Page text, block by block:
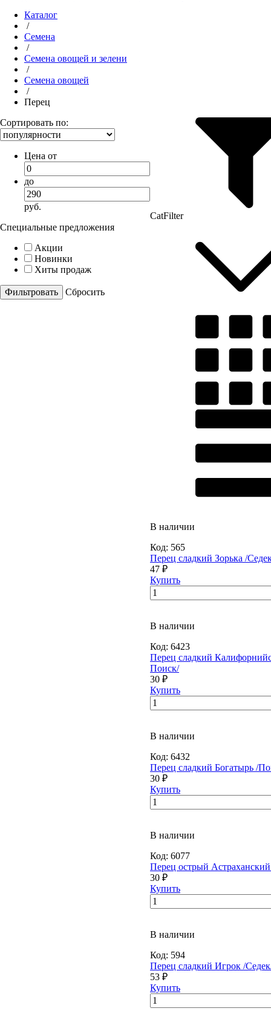
Каталог
/
Семена
/
Семена овощей и зелени
/
Семена овощей
/
Перец
Сортировать по:
Цена от
до
руб.
Специальные предложения
Акции
Новинки
Хиты продаж
Cбросить
CatFilter
В наличии
Код: 565
Перец сладкий Зорька /
47 ₽
Купить
В наличии
Код: 6423
Перец сладкий
Поиск/
30 ₽
Купить
В наличии
Код: 6432
Перец сладкий Богатырь /
30 ₽
Купить
В наличии
Код: 6077
Перец острый
30 ₽
Купить
В наличии
Код: 594
Перец сладкий Игрок /
53 ₽
Купить